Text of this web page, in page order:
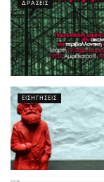
ΔΡΑΣΕΙΣ
ΕΙΣΗΓΗΣΕΙΣ